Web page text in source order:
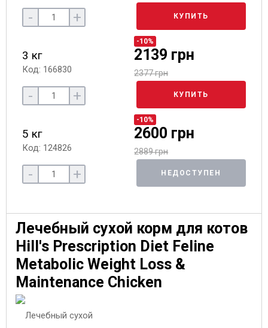
- + КУПИТЬ
3 кг
Код: 166830
-10%
2139 грн
2377 грн
- + КУПИТЬ
5 кг
Код: 124826
-10%
2600 грн
2889 грн
- + НЕДОСТУПЕН
Лечебный сухой корм для котов
Hill's Prescription Diet Feline
Metabolic Weight Loss &
Maintenance Chicken